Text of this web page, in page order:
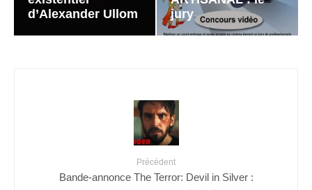
d’Alexander Ullom
jury
Précédent
Bande-annonce The Terror: Devil in Silver :